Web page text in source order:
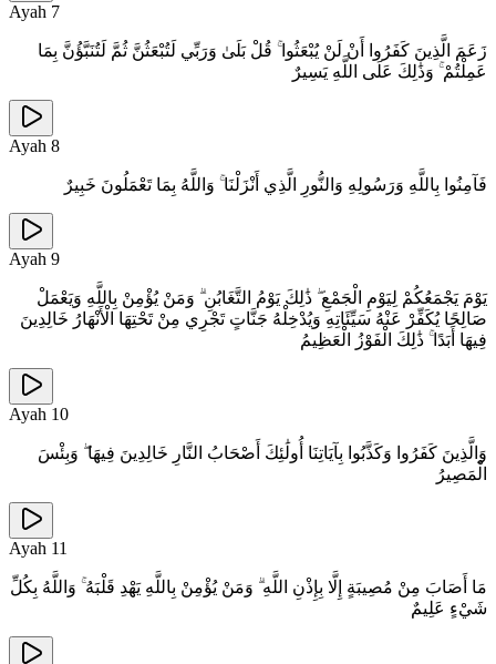
Ayah 7
زَعَمَ الَّذِينَ كَفَرُوا أَنْ لَنْ يُبْعَثُوا ۚ قُلْ بَلَىٰ وَرَبِّي لَتُبْعَثُنَّ ثُمَّ لَتُنَبَّؤُنَّ بِمَا
عَمِلْتُمْ ۚ وَذَٰلِكَ عَلَى اللَّهِ يَسِيرٌ
Ayah 8
فَآمِنُوا بِاللَّهِ وَرَسُولِهِ وَالنُّورِ الَّذِي أَنْزَلْنَا ۚ وَاللَّهُ بِمَا تَعْمَلُونَ خَبِيرٌ
Ayah 9
يَوْمَ يَجْمَعُكُمْ لِيَوْمِ الْجَمْعِ ۖ ذَٰلِكَ يَوْمُ التَّغَابُنِ ۗ وَمَنْ يُؤْمِنْ بِاللَّهِ وَيَعْمَلْ
صَالِحًا يُكَفِّرْ عَنْهُ سَيِّئَاتِهِ وَيُدْخِلْهُ جَنَّاتٍ تَجْرِي مِنْ تَحْتِهَا الْأَنْهَارُ خَالِدِينَ
فِيهَا أَبَدًا ۚ ذَٰلِكَ الْفَوْزُ الْعَظِيمُ
Ayah 10
وَالَّذِينَ كَفَرُوا وَكَذَّبُوا بِآيَاتِنَا أُولَٰئِكَ أَصْحَابُ النَّارِ خَالِدِينَ فِيهَا ۖ وَبِئْسَ
الْمَصِيرُ
Ayah 11
مَا أَصَابَ مِنْ مُصِيبَةٍ إِلَّا بِإِذْنِ اللَّهِ ۗ وَمَنْ يُؤْمِنْ بِاللَّهِ يَهْدِ قَلْبَهُ ۚ وَاللَّهُ بِكُلِّ
شَيْءٍ عَلِيمٌ